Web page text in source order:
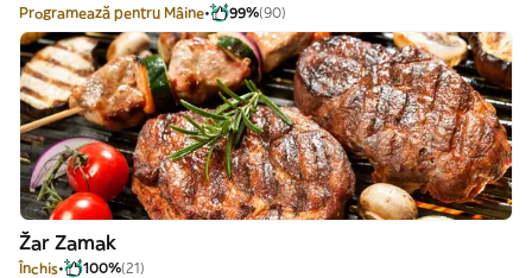
Programează pentru Mâine 99%(90)
Žar Zamak
Închis 100%(21)